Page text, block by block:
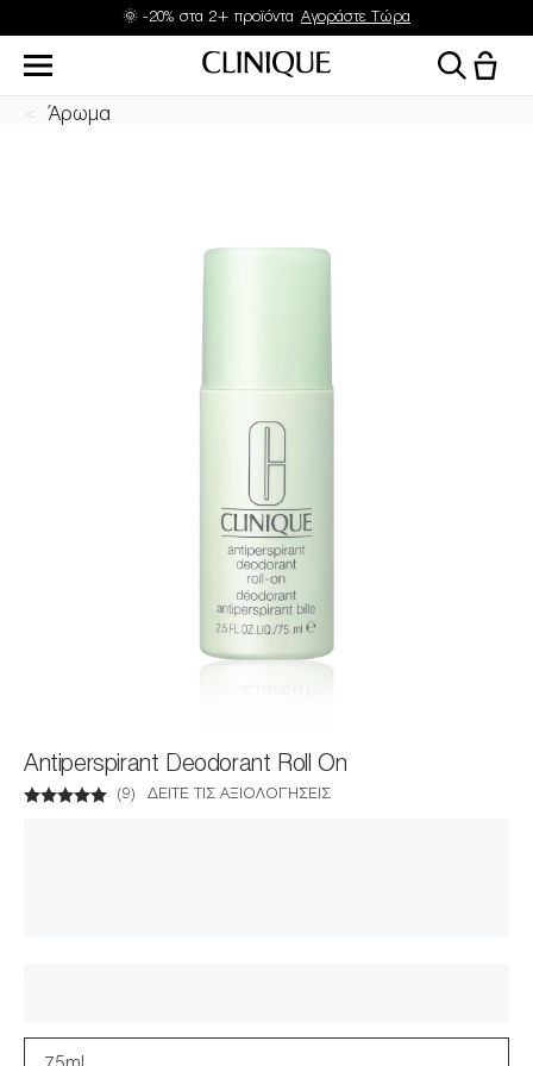
🌞 -20% στα 2+ προϊόντα Αγοράστε Τώρα
Άρωμα
Antiperspirant Deodorant Roll On
(9) ΔΕΊΤΕ ΤΙΣ ΑΞΙΟΛΟΓΉΣΕΙΣ